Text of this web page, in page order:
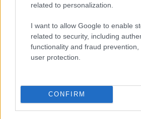
related to personalization.
I want to allow Google to enable
related to security, including
functionality and fraud
user protection.
CONFIRM